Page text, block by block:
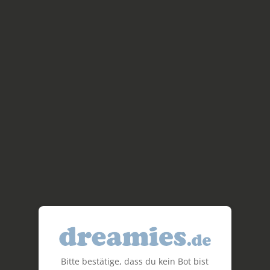
Bitte bestätige, dass du kein Bot bist